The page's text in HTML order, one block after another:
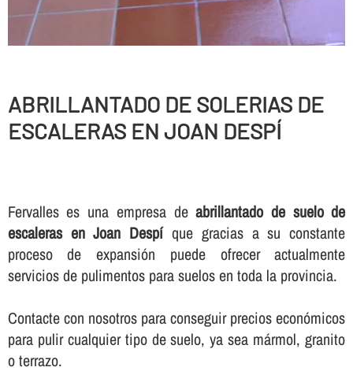
ABRILLANTADO DE SOLERIAS DE
ESCALERAS EN JOAN DESPÍ
Fervalles es una empresa deabrillantado de suelo de
escaleras en Joan Despíque gracias a su constante
proceso de expansión puede ofrecer actualmente
servicios de pulimentos para suelos en toda la provincia.
Contacte con nosotros para conseguir precios económicos
para pulir cualquier tipo de suelo, ya sea mármol, granito
o terrazo.